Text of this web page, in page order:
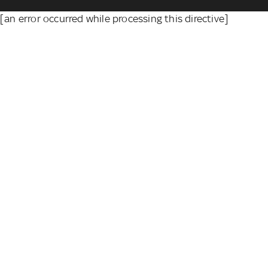
[an error occurred while processing this directive]